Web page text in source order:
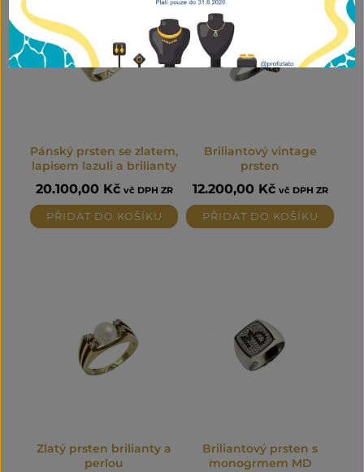
Pánský prsten se zlatem,
lapisem lazuli a brilianty
20.100,00 Kč vč DPH ZR
PŘIDAT DO KOŠÍKU
Briliantový vintage
prsten
12.200,00 Kč vč DPH ZR
PŘIDAT DO KOŠÍKU
Zlatý prsten brilianty a
perlou
Briliantový prsten s
monogrmem MD